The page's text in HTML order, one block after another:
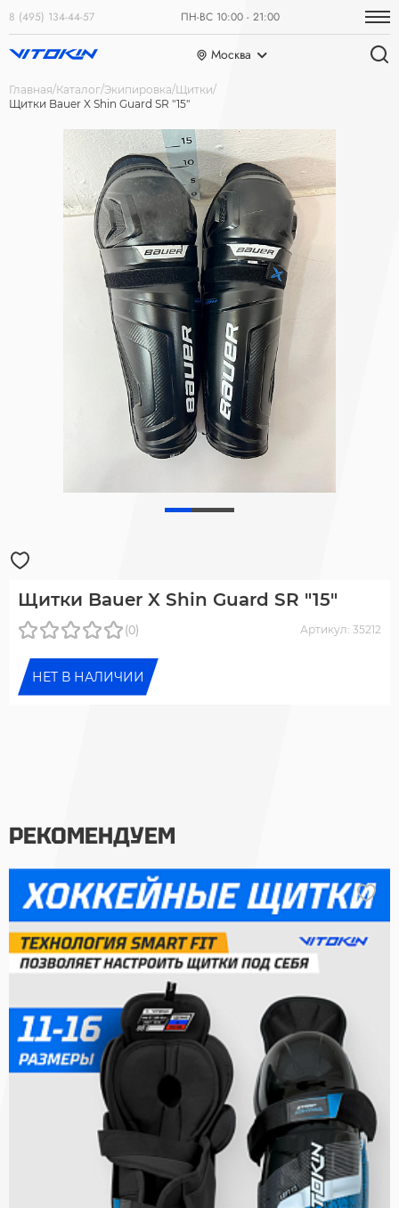
8 (495) 134-44-57 ПН-ВС 10:00 - 21:00
Москва
Главная Каталог Экипировка Щитки
Щитки Bauer X Shin Guard SR "15"
Щитки Bauer X Shin Guard SR "15"
(0) Артикул: 35212
НЕТ В НАЛИЧИИ
РЕКОМЕНДУЕМ